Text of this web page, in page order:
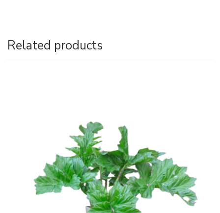
Related products